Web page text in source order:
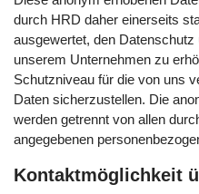
durch HRD daher einerseits
ausgewertet, den
unserem Unternehmen zu
Schutzniveau für die von uns
Daten sicherzustellen. Die
werden getrennt von allen
angegebenen
Kontaktmöglichkeit